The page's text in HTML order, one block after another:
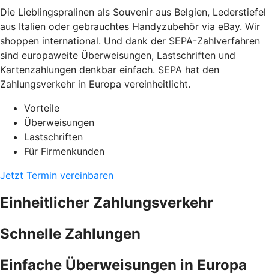
Die Lieblingspralinen als Souvenir aus Belgien, Lederstiefel
aus Italien oder gebrauchtes Handyzubehör via eBay. Wir
shoppen international. Und dank der SEPA-Zahlverfahren
sind europaweite Überweisungen, Lastschriften und
Kartenzahlungen denkbar einfach. SEPA hat den
Zahlungsverkehr in Europa vereinheitlicht.
Vorteile
Überweisungen
Lastschriften
Für Firmenkunden
Jetzt Termin vereinbaren
Einheitlicher Zahlungsverkehr
Schnelle Zahlungen
Einfache Überweisungen in Europa